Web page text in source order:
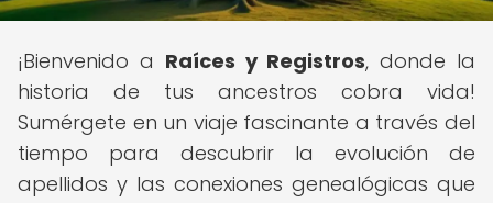
¡Bienvenido a Raíces y Registros, donde la
historia de tus ancestros cobra vida!
Sumérgete en un viaje fascinante a través del
tiempo para descubrir la evolución de
apellidos y las conexiones genealógicas que